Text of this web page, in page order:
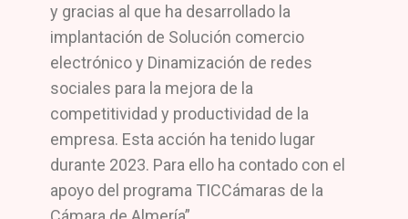
y gracias al que ha desarrollado la
implantación de Solución comercio
electrónico y Dinamización de redes
sociales para la mejora de la
competitividad y productividad de la
empresa. Esta acción ha tenido lugar
durante 2023. Para ello ha contado con el
apoyo del programa TICCámaras de la